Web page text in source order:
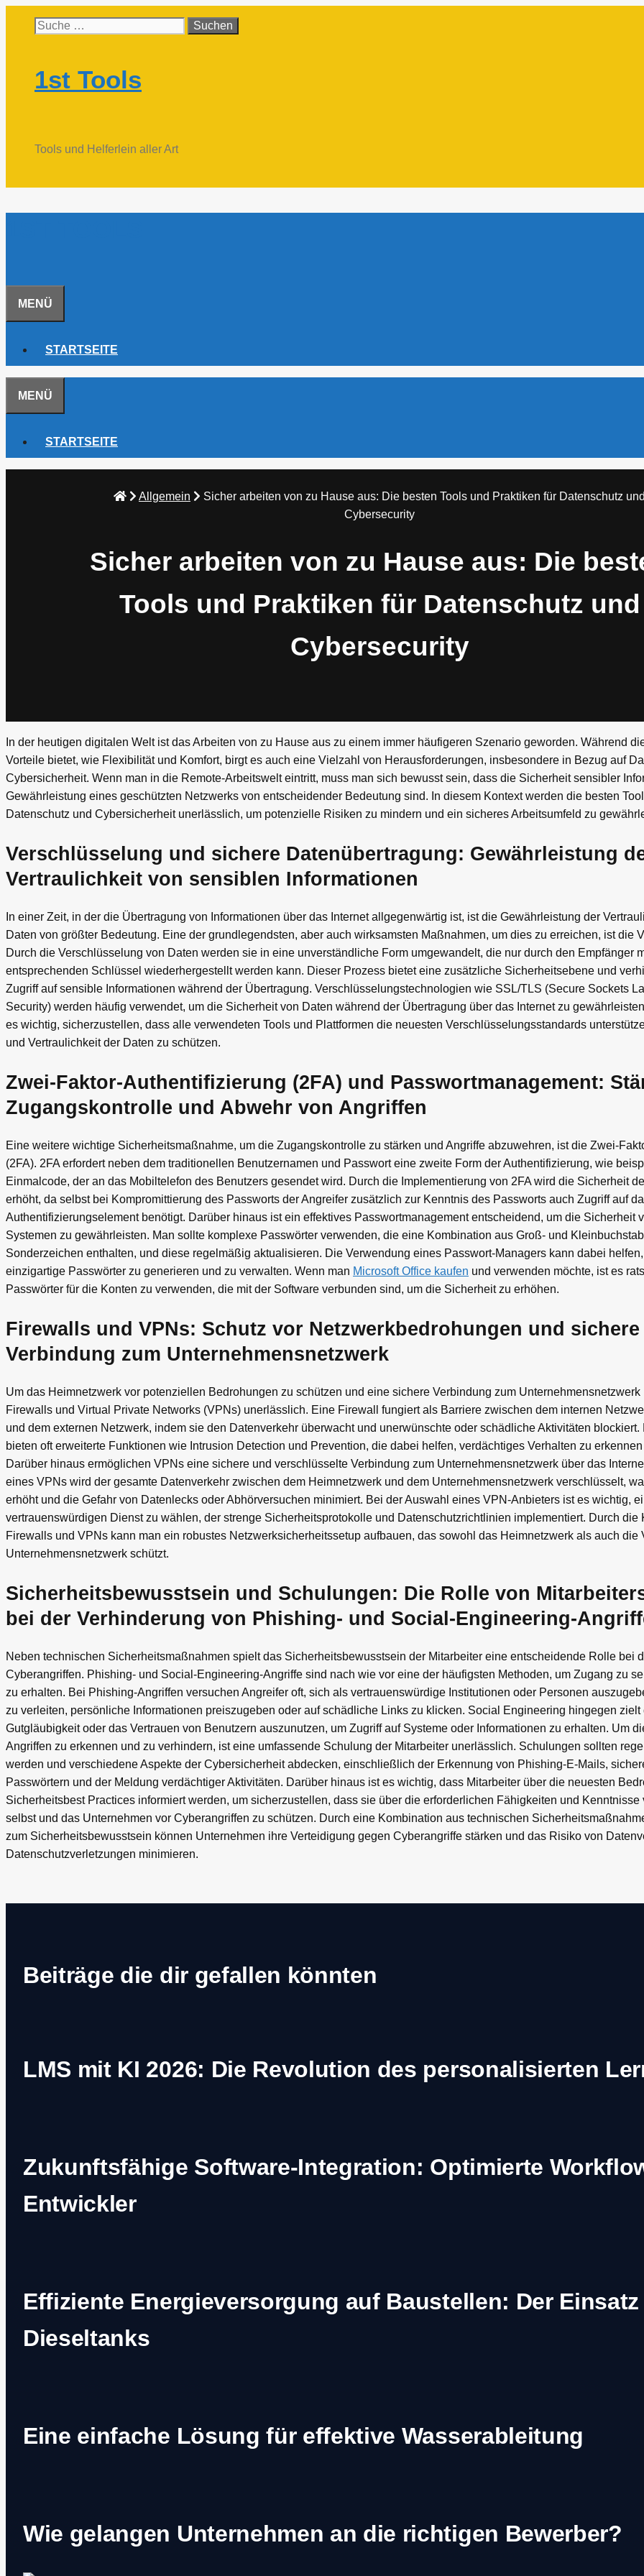
Suche
1st Tools
Tools und Helferlein aller Art
MENÜ
STARTSEITE
MENÜ
STARTSEITE
Allgemein
Sicher arbeiten von zu Hause aus: Die besten Tools und Praktiken für Datenschutz
Cybersecurity
Sicher arbeiten von zu Hause aus: Die
Tools und Praktiken für Datenschutz und
Cybersecurity
In der heutigen digitalen Welt ist das Arbeiten von zu Hause aus zu einem immer häufigeren Szenario geworden. Während
Vorteile bietet, wie Flexibilität und Komfort, birgt es auch eine Vielzahl von Herausforderungen, insbesondere in Bezug auf
Cybersicherheit. Wenn man in die Remote-Arbeitswelt eintritt, muss man sich bewusst sein, dass die Sicherheit sensibler
Gewährleistung eines geschützten Netzwerks von entscheidender Bedeutung sind. In diesem Kontext werden die besten
Datenschutz und Cybersicherheit unerlässlich, um potenzielle Risiken zu mindern und ein sicheres Arbeitsumfeld zu
Verschlüsselung und sichere Datenübertragung: Gewährleistung
Vertraulichkeit von sensiblen Informationen
In einer Zeit, in der die Übertragung von Informationen über das Internet allgegenwärtig ist, ist die Gewährleistung der
Daten von größter Bedeutung. Eine der grundlegendsten, aber auch wirksamsten Maßnahmen, um dies zu erreichen, ist die
Durch die Verschlüsselung von Daten werden sie in eine unverständliche Form umgewandelt, die nur durch den Empfänger
entsprechenden Schlüssel wiederhergestellt werden kann. Dieser Prozess bietet eine zusätzliche Sicherheitsebene und
Zugriff auf sensible Informationen während der Übertragung. Verschlüsselungstechnologien wie SSL/TLS (Secure Sockets
Security) werden häufig verwendet, um die Sicherheit von Daten während der Übertragung über das Internet zu
es wichtig, sicherzustellen, dass alle verwendeten Tools und Plattformen die neuesten Verschlüsselungsstandards
und Vertraulichkeit der Daten zu schützen.
Zwei-Faktor-Authentifizierung (2FA) und Passwortmanagement:
Zugangskontrolle und Abwehr von Angriffen
Eine weitere wichtige Sicherheitsmaßnahme, um die Zugangskontrolle zu stärken und Angriffe abzuwehren, ist die Zwei-
(2FA). 2FA erfordert neben dem traditionellen Benutzernamen und Passwort eine zweite Form der Authentifizierung, wie
Einmalcode, der an das Mobiltelefon des Benutzers gesendet wird. Durch die Implementierung von 2FA wird die Sicherheit
erhöht, da selbst bei Kompromittierung des Passworts der Angreifer zusätzlich zur Kenntnis des Passworts auch Zugriff auf
Authentifizierungselement benötigt. Darüber hinaus ist ein effektives Passwortmanagement entscheidend, um die Sicherheit
Systemen zu gewährleisten. Man sollte komplexe Passwörter verwenden, die eine Kombination aus Groß- und
Sonderzeichen enthalten, und diese regelmäßig aktualisieren. Die Verwendung eines Passwort-Managers kann dabei
einzigartige Passwörter zu generieren und zu verwalten. Wenn man Microsoft Office kaufen und verwenden möchte, ist es
Passwörter für die Konten zu verwenden, die mit der Software verbunden sind, um die Sicherheit zu erhöhen.
Firewalls und VPNs: Schutz vor Netzwerkbedrohungen und sichere
Verbindung zum Unternehmensnetzwerk
Um das Heimnetzwerk vor potenziellen Bedrohungen zu schützen und eine sichere Verbindung zum
Firewalls und Virtual Private Networks (VPNs) unerlässlich. Eine Firewall fungiert als Barriere zwischen dem internen
und dem externen Netzwerk, indem sie den Datenverkehr überwacht und unerwünschte oder schädliche Aktivitäten
bieten oft erweiterte Funktionen wie Intrusion Detection und Prevention, die dabei helfen, verdächtiges Verhalten zu
Darüber hinaus ermöglichen VPNs eine sichere und verschlüsselte Verbindung zum Unternehmensnetzwerk über das
eines VPNs wird der gesamte Datenverkehr zwischen dem Heimnetzwerk und dem Unternehmensnetzwerk verschlüsselt,
erhöht und die Gefahr von Datenlecks oder Abhörversuchen minimiert. Bei der Auswahl eines VPN-Anbieters ist es wichtig,
vertrauenswürdigen Dienst zu wählen, der strenge Sicherheitsprotokolle und Datenschutzrichtlinien implementiert. Durch die
Firewalls und VPNs kann man ein robustes Netzwerksicherheitssetup aufbauen, das sowohl das Heimnetzwerk als auch die
Unternehmensnetzwerk schützt.
Sicherheitsbewusstsein und Schulungen: Die Rolle von
bei der Verhinderung von Phishing- und Social-Engineering-
Neben technischen Sicherheitsmaßnahmen spielt das Sicherheitsbewusstsein der Mitarbeiter eine entscheidende Rolle bei
Cyberangriffen. Phishing- und Social-Engineering-Angriffe sind nach wie vor eine der häufigsten Methoden, um Zugang zu
zu erhalten. Bei Phishing-Angriffen versuchen Angreifer oft, sich als vertrauenswürdige Institutionen oder Personen
zu verleiten, persönliche Informationen preiszugeben oder auf schädliche Links zu klicken. Social Engineering hingegen zielt
Gutgläubigkeit oder das Vertrauen von Benutzern auszunutzen, um Zugriff auf Systeme oder Informationen zu erhalten. Um
Angriffen zu erkennen und zu verhindern, ist eine umfassende Schulung der Mitarbeiter unerlässlich. Schulungen sollten
werden und verschiedene Aspekte der Cybersicherheit abdecken, einschließlich der Erkennung von Phishing-E-Mails,
Passwörtern und der Meldung verdächtiger Aktivitäten. Darüber hinaus ist es wichtig, dass Mitarbeiter über die neuesten
Sicherheitsbest Practices informiert werden, um sicherzustellen, dass sie über die erforderlichen Fähigkeiten und Kenntnisse
selbst und das Unternehmen vor Cyberangriffen zu schützen. Durch eine Kombination aus technischen
zum Sicherheitsbewusstsein können Unternehmen ihre Verteidigung gegen Cyberangriffe stärken und das Risiko von
Datenschutzverletzungen minimieren.
Beiträge die dir gefallen könnten
LMS mit KI 2026: Die Revolution des personalisierten
Zukunftsfähige Software-Integration: Optimierte
Entwickler
Effiziente Energieversorgung auf Baustellen: Der
Dieseltanks
Eine einfache Lösung für effektive Wasserableitung
Wie gelangen Unternehmen an die richtigen Bewerber?